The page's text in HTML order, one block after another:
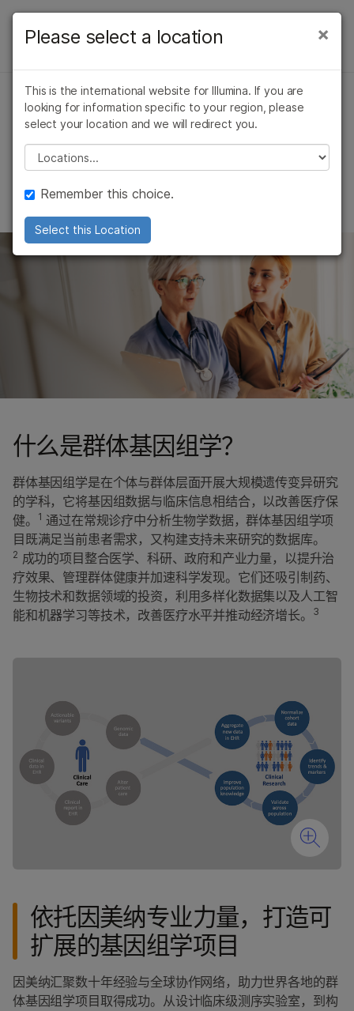
学习
支持
推荐内容链接
概述
ALSO EXPLORE
微生物基因组学
肿瘤
遗传 & 罕见疾病
农业
细胞和分子生物学研究
群体基因组学驱动医疗创新
以大规模基因组整合促进健康
什么是群体基因组学？
群体基因组学是在个体与群体层面开展大规模遗传变异研究
的学科，它将基因组数据与临床信息相结合，以改善医疗保
健。
1 通过在常规诊疗中分析生物学数据，群体基因组学项
目既满足当前患者需求，又构建支持未来研究的数据库。
2 成功的项目整合医学、科研、政府和产业力量，以提升治
疗效果、管理群体健康并加速科学发现。它们还吸引制药、
生物技术和数据领域的投资，利用多样化数据集以及人工智
能和机器学习等技术，改善医疗水平并推动经济增长。
3
依托因美纳专业力量，打造可
扩展的基因组学项目
因美纳汇聚数十年经验与全球协作网络，助力世界各地的群
体基因组学项目取得成功。从设计临床级测序实验室，到构
癌症研究
微生物学
农业基因组学
复杂疾病
临床肿瘤学
生殖健康
遗传病和罕见病
×
Please select a location
This is the international website for Illumina. If you are
looking for information specific to your region, please
select your location and we will redirect you.
Please select a location
Remember this choice.
Select this Location